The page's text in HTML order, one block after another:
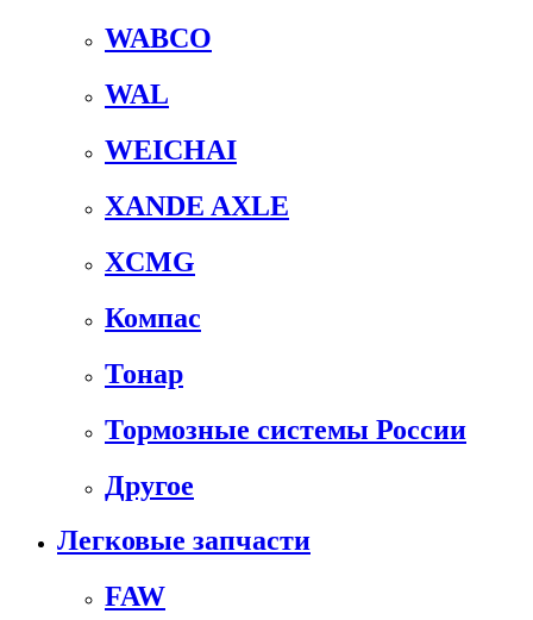
WABCO
WAL
WEICHAI
XANDE AXLE
XCMG
Компас
Тонар
Тормозные системы России
Другое
Легковые запчасти
FAW